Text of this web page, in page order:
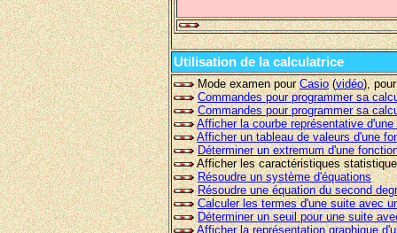
Utilisation de la calculatrice
Mode examen pourCasio(vidéo),
Commandes pour programmer sa
Commandes pour programmer sa
Afficher la courbe représentative d'une
Afficher un tableau de valeurs d'une
Déterminer un extremum d'une
Afficher les caractéristiques
Résoudre un système d'équations
Résoudre une équation du second
Calculer les termes d'une suite avec
Déterminer un seuil pour une suite
Afficher la représentation graphique